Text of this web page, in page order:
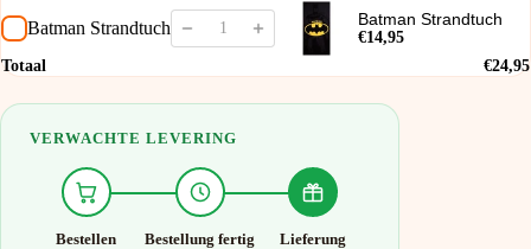
Batman Strandtuch Batman Strandtuch
€14,95
Totaal
€24,95
VERWACHTE LEVERING
Bestellen Bestellung fertig Lieferung